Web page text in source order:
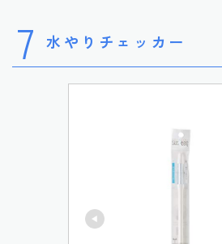
7 水やりチェッカー